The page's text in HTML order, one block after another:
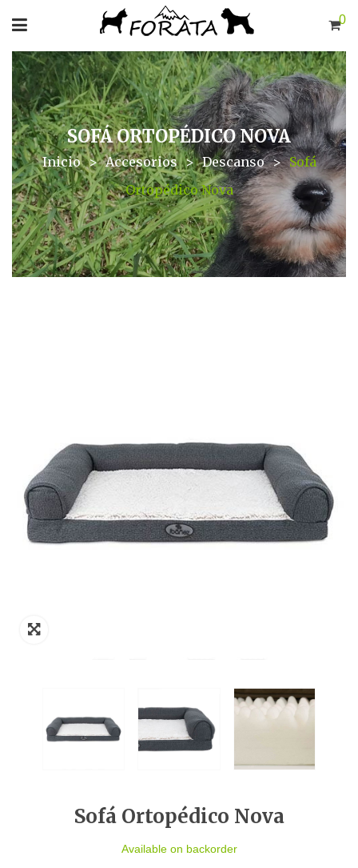
0
SOFÁ ORTOPÉDICO NOVA
Inicio > Accesorios > Descanso > Sofá
Ortopédico Nova
Sofá Ortopédico Nova
Available on backorder